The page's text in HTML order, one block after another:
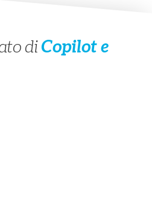
diCopilot e